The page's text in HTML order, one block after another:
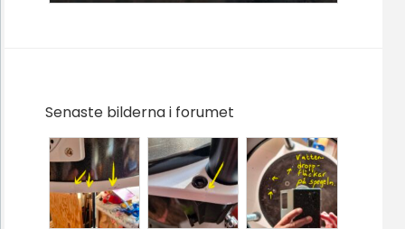
Senaste bilderna i forumet